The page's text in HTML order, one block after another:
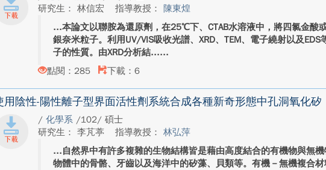
研究生： 林信宏
指導教授： 陳東煌
本論文以聯胺為還原劑，在25℃下、CTAB水溶液中，將四氯金酸
銀奈米粒子。利用UV/VIS吸收光譜、XRD、TEM、電子繞射以及
子的性質。由XRD分析結...
點閱：285
下載：6
用陰性-陽性離子型界面活性劑系統合成各種新奇形態中孔洞氧化矽
/化學系 /102/ 碩士
研究生： 李芃葶
指導教授：林弘萍
自然界中有許多複雜的生物結構皆是藉由高度結合的有機物與無
物體中的骨骼、牙齒以及海洋中的矽藻、貝類等。有機－無機複合